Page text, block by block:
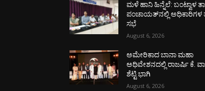
ಮಳೆ ಹಾನಿ ಹಿನ್ನೆಲೆ: ಬಂಟ್ವಾಳ
ಪಂಚಾಯತ್‌ನಲ್ಲಿ ಅಧಿಕಾರಿಗಳ
ಸಭೆ
August 6, 2026
ಅಮೇರಿಕಾದ ಬಾನಾ ಮಹಾ
ಅಧಿವೇಶನದಲ್ಲಿ ರಾಜರ್ಷಿ ಕೆ.
ಶೆಟ್ಟಿ ಭಾಗಿ
August 6, 2026